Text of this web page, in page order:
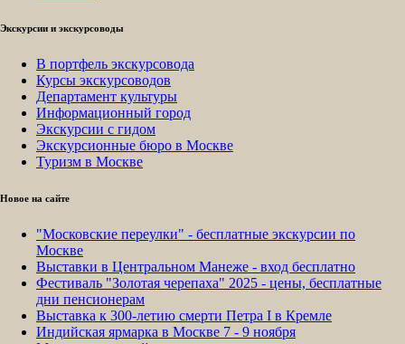
Экскурсии и экскурсоводы
В портфель экскурсовода
Курсы экскурсоводов
Департамент культуры
Информационный город
Экскурсии с гидом
Экскурсионные бюро в Москве
Туризм в Москве
Новое на сайте
"Московские переулки" - бесплатные экскурсии по
Москве
Выставки в Центральном Манеже - вход бесплатно
Фестиваль "Золотая черепаха" 2025 - цены, бесплатные
дни пенсионерам
Выставка к 300-летию смерти Петра I в Кремле
Индийская ярмарка в Москве 7 - 9 ноября